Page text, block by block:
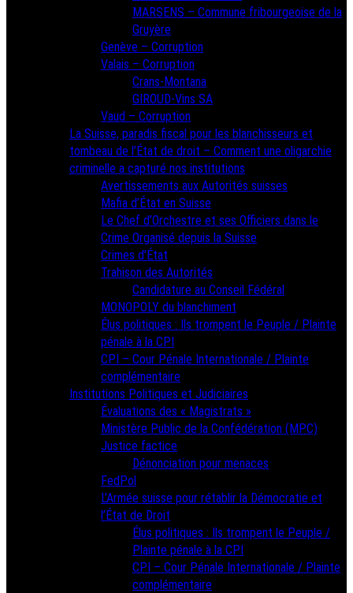
MARSENS – Commune fribourgeoise de la
Gruyère
Genève – Corruption
Valais – Corruption
Crans-Montana
GIROUD-Vins SA
Vaud – Corruption
La Suisse, paradis fiscal pour les blanchisseurs et
tombeau de l’État de droit – Comment une oligarchie
criminelle a capturé nos institutions
Avertissements aux Autorités suisses
Mafia d’État en Suisse
Le Chef d’Orchestre et ses Officiers dans le
Crime Organisé depuis la Suisse
Crimes d’État
Trahison des Autorités
Candidature au Conseil Fédéral
MONOPOLY du blanchiment
Élus politiques : Ils trompent le Peuple / Plainte
pénale à la CPI
CPI – Cour Pénale Internationale / Plainte
complémentaire
Institutions Politiques et Judiciaires
Évaluations des « Magistrats »
Ministère Public de la Confédération (MPC)
Justice factice
Dénonciation pour menaces
FedPol
L’Armée suisse pour rétablir la Démocratie et
l’État de Droit
Élus politiques : Ils trompent le Peuple /
Plainte pénale à la CPI
CPI – Cour Pénale Internationale / Plainte
complémentaire